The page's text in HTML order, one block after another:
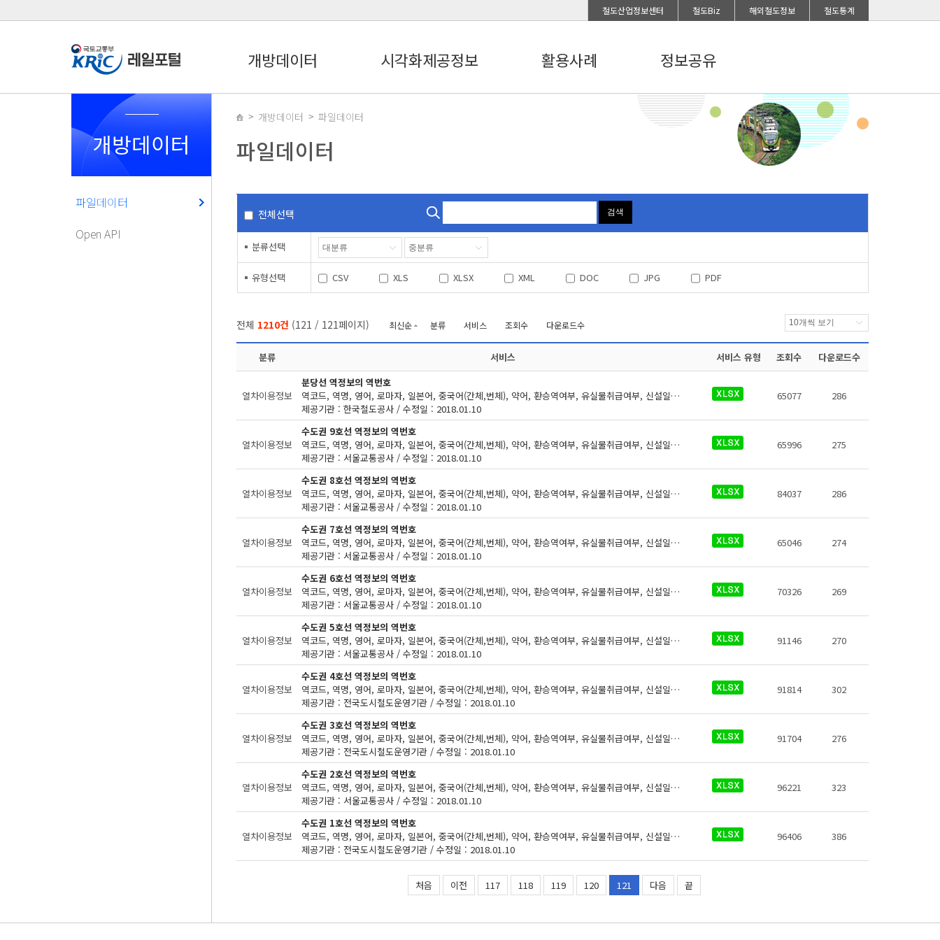
철도산업정보센터 철도Biz 해외철도정보 철도통계
개방데이터 시각화제공정보 활용사례 정보공유
개방데이터
파일데이터
Open API
개방데이터 파일데이터
파일데이터
전체선택 검색
분류선택
유형선택 CSV XLS XLSX XML DOC JPG PDF
전체 1210건 (121 / 121페이지) 최신순 분류 서비스 조회수 다운로드수
분류 서비스 서비스 유형 조회수 다운로드수
열차이용정보
분당선 역정보의 역번호
역코드, 역명, 영어, 로마자, 일본어, 중국어(간체,번체), 약어, 환승역여부, 유실물취급여부, 신설일자, 폐지일자, 행정구역코드
제공기관 : 한국철도공사 / 수정일 : 2018.01.10
65077 286
열차이용정보
수도권 9호선 역정보의 역번호
역코드, 역명, 영어, 로마자, 일본어, 중국어(간체,번체), 약어, 환승역여부, 유실물취급여부, 신설일자, 폐지일자, 행정구역코드
제공기관 : 서울교통공사 / 수정일 : 2018.01.10
65996 275
열차이용정보
수도권 8호선 역정보의 역번호
역코드, 역명, 영어, 로마자, 일본어, 중국어(간체,번체), 약어, 환승역여부, 유실물취급여부, 신설일자, 폐지일자, 행정구역코드
제공기관 : 서울교통공사 / 수정일 : 2018.01.10
84037 286
열차이용정보
수도권 7호선 역정보의 역번호
역코드, 역명, 영어, 로마자, 일본어, 중국어(간체,번체), 약어, 환승역여부, 유실물취급여부, 신설일자, 폐지일자, 행정구역코드
제공기관 : 서울교통공사 / 수정일 : 2018.01.10
65046 274
열차이용정보
수도권 6호선 역정보의 역번호
역코드, 역명, 영어, 로마자, 일본어, 중국어(간체,번체), 약어, 환승역여부, 유실물취급여부, 신설일자, 폐지일자, 행정구역코드
제공기관 : 서울교통공사 / 수정일 : 2018.01.10
70326 269
열차이용정보
수도권 5호선 역정보의 역번호
역코드, 역명, 영어, 로마자, 일본어, 중국어(간체,번체), 약어, 환승역여부, 유실물취급여부, 신설일자, 폐지일자, 행정구역코드
제공기관 : 서울교통공사 / 수정일 : 2018.01.10
91146 270
열차이용정보
수도권 4호선 역정보의 역번호
역코드, 역명, 영어, 로마자, 일본어, 중국어(간체,번체), 약어, 환승역여부, 유실물취급여부, 신설일자, 폐지일자, 행정구역코드
제공기관 : 전국도시철도운영기관 / 수정일 : 2018.01.10
91814 302
열차이용정보
수도권 3호선 역정보의 역번호
역코드, 역명, 영어, 로마자, 일본어, 중국어(간체,번체), 약어, 환승역여부, 유실물취급여부, 신설일자, 폐지일자, 행정구역코드
제공기관 : 전국도시철도운영기관 / 수정일 : 2018.01.10
91704 276
열차이용정보
수도권 2호선 역정보의 역번호
역코드, 역명, 영어, 로마자, 일본어, 중국어(간체,번체), 약어, 환승역여부, 유실물취급여부, 신설일자, 폐지일자, 행정구역코드
제공기관 : 서울교통공사 / 수정일 : 2018.01.10
96221 323
열차이용정보
수도권 1호선 역정보의 역번호
역코드, 역명, 영어, 로마자, 일본어, 중국어(간체,번체), 약어, 환승역여부, 유실물취급여부, 신설일자, 폐지일자, 행정구역코드
제공기관 : 전국도시철도운영기관 / 수정일 : 2018.01.10
96406 386
처음 이전 117 118 119 120 121 다음 끝